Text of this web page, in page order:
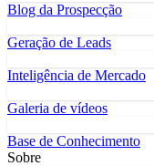
Blog da Prospecção
Geração de Leads
Inteligência de Mercado
Galeria de vídeos
Base de Conhecimento
Sobre